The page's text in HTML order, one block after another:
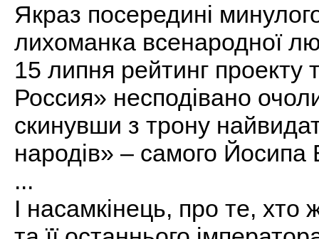
Якраз посередині
лихоманка всенародної
15 липня рейтинг
Россия» несподівано
скинувши з трону
народів» – самого Йосипа
...
І насамкінець, про те, хто